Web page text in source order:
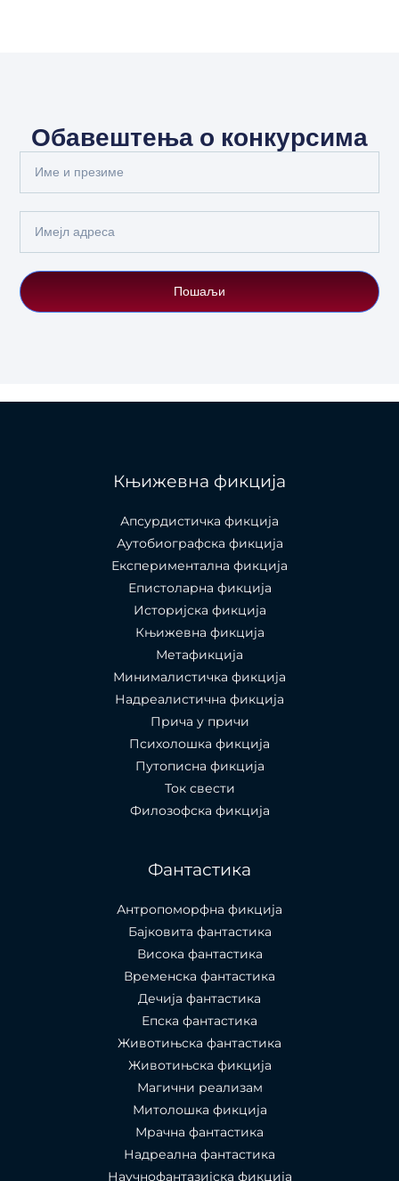
Обавештења о конкурсима
Пошаљи
Књижевна фикција
Апсурдистичка фикција
Аутобиографска фикција
Експериментална фикција
Епистоларна фикција
Историјска фикција
Књижевна фикција
Метафикција
Минималистичка фикција
Надреалистична фикција
Прича у причи
Психолошкa фикција
Путописна фикција
Ток свести
Филозофска фикција
Фантастика
Антропоморфна фикција
Бајковита фантастика
Висока фантастика
Временска фантастика
Дечија фантастика
Епска фантастика
Животињска фантастика
Животињска фикција
Магични реализам
Митолошка фикција
Мрачна фантастика
Надреална фантастика
Научнофантазијска фикција